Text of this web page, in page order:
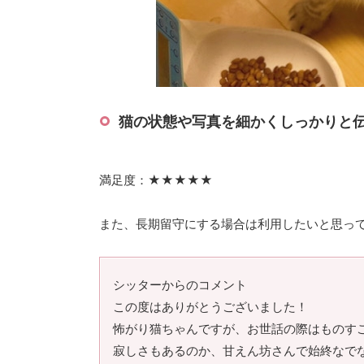
猫の状態や写真を細かくしっかりと
満足度：★★★★★
また、長期留守にする場合は利用したいと思っ
シッターからのコメント
この度はありがとうございました！
怖がり猫ちゃんですが、お世話の際はもの
寂しさもあるのか、甘えん坊さんで始終な